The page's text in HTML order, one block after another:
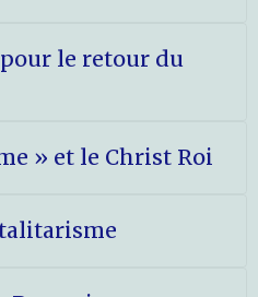
le retour du
» et le Christ Roi